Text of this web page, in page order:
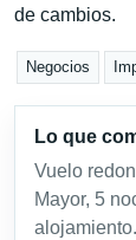
de cambios.
Negocios
Lo que
Vuelo
Mayor, 5
alojamiento.